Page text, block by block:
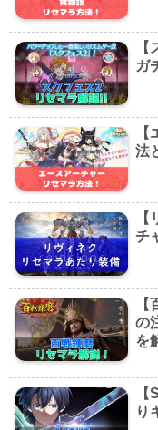
ガ
法
チ
の
を
り